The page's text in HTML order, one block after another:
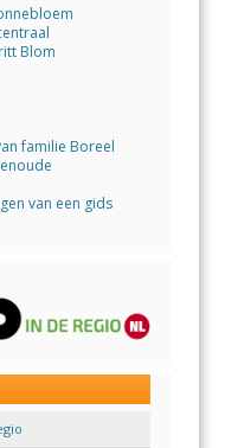
Blom
familie Boreel
van een gids